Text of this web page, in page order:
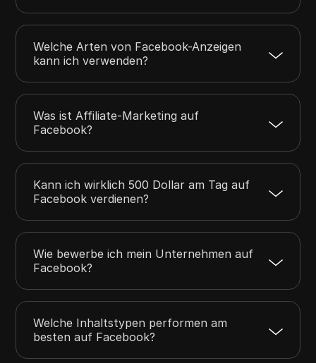
Welche Arten von Facebook-Anzeigen
kann ich verwenden?
Was ist Affiliate-Marketing auf
Facebook?
Kann ich wirklich 500 Dollar am Tag auf
Facebook verdienen?
Wie bewerbe ich mein Unternehmen auf
Facebook?
Welche Inhaltstypen performen am
besten auf Facebook?